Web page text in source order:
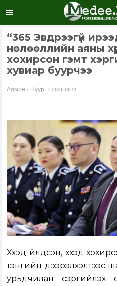
“365 Эвдрээгүй
нөлөөллийн аяны
хохирсон гэмт
хувиар буурчээ
Aдмин / Нүүр 2026.06.10
Хүүхэд үйлдсэн, хүүхэд
тэнгийн дээрэлхэлтээс
урьдчилан сэргийлэх